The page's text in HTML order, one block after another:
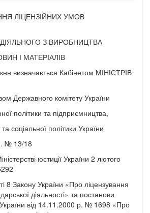
ЛІЦЕНЗІЙНИХ УМОВ
З ВИРОБНИЦТВА
І МАТЕРІАЛІВ
визначається Кабінетом МІНІСТРІВ
Державного комітету України
політики та підприємництва,
соціальної політики України
№ 13/18
юстиції України 2 лютого
8 Закону України «Про ліцензування
діяльності» та постанови
України від 14.11.2000 р. № 1698 «Про